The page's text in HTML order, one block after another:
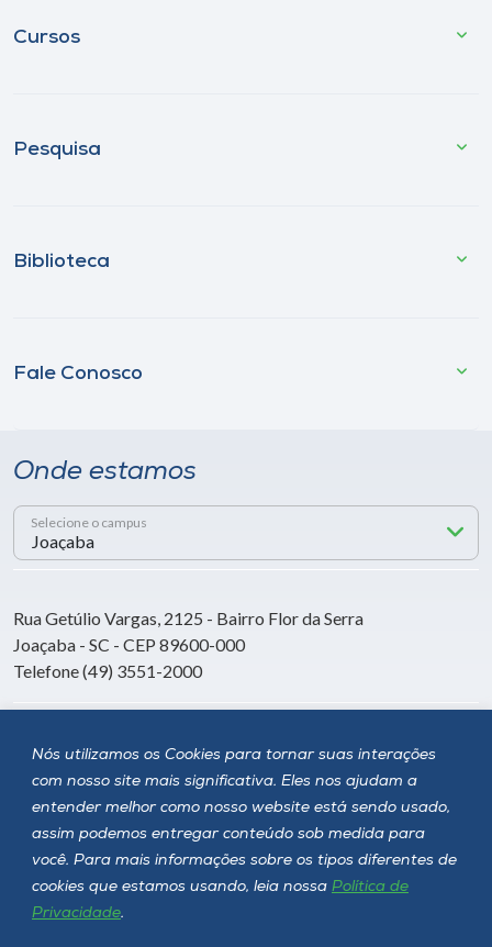
Nós utilizamos os Cookies para tornar suas interações
com nosso site mais significativa. Eles nos ajudam a
entender melhor como nosso website está sendo usado,
assim podemos entregar conteúdo sob medida para
você. Para mais informações sobre os tipos diferentes de
cookies que estamos usando, leia nossa Política de
Privacidade.
Cursos
Pesquisa
Biblioteca
Fale Conosco
Onde estamos
Selecione o campus
Rua Getúlio Vargas, 2125 - Bairro Flor da Serra
Joaçaba - SC - CEP 89600-000
Telefone (49) 3551-2000
Siga a Unoesc